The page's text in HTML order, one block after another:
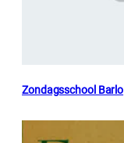
Zondagsschool Barlo